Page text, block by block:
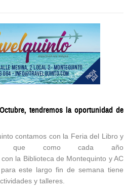
tendremos la oportunidad de
contamos con la Feria del Libro y
que como cada año
la Biblioteca de Montequinto y AC
este largo fin de semana tiene
y talleres.